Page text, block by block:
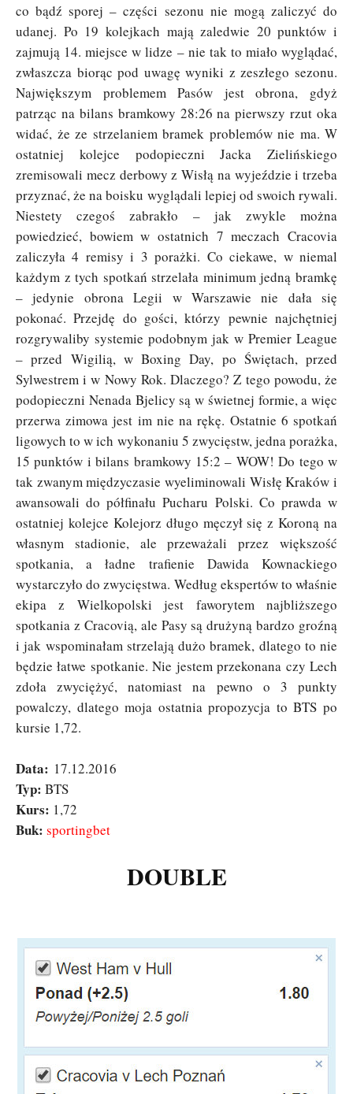
co bądź sporej – części sezonu nie mogą zaliczyć do
udanej. Po 19 kolejkach mają zaledwie 20 punktów i
zajmują 14. miejsce w lidze – nie tak to miało wyglądać,
zwłaszcza biorąc pod uwagę wyniki z zeszłego sezonu.
Największym problemem Pasów jest obrona, gdyż
patrząc na bilans bramkowy 28:26 na pierwszy rzut oka
widać, że ze strzelaniem bramek problemów nie ma. W
ostatniej kolejce podopieczni Jacka Zielińskiego
zremisowali mecz derbowy z Wisłą na wyjeździe i trzeba
przyznać, że na boisku wyglądali lepiej od swoich rywali.
Niestety czegoś zabrakło – jak zwykle można
powiedzieć, bowiem w ostatnich 7 meczach Cracovia
zaliczyła 4 remisy i 3 porażki. Co ciekawe, w niemal
każdym z tych spotkań strzelała minimum jedną bramkę
– jedynie obrona Legii w Warszawie nie dała się
pokonać. Przejdę do gości, którzy pewnie najchętniej
rozgrywaliby systemie podobnym jak w Premier League
– przed Wigilią, w Boxing Day, po Świętach, przed
Sylwestrem i w Nowy Rok. Dlaczego? Z tego powodu, że
podopieczni Nenada Bjelicy są w świetnej formie, a więc
przerwa zimowa jest im nie na rękę. Ostatnie 6 spotkań
ligowych to w ich wykonaniu 5 zwycięstw, jedna porażka,
15 punktów i bilans bramkowy 15:2 – WOW! Do tego w
tak zwanym międzyczasie wyeliminowali Wisłę Kraków i
awansowali do półfinału Pucharu Polski. Co prawda w
ostatniej kolejce Kolejorz długo męczył się z Koroną na
własnym stadionie, ale przeważali przez większość
spotkania, a ładne trafienie Dawida Kownackiego
wystarczyło do zwycięstwa. Według ekspertów to właśnie
ekipa z Wielkopolski jest faworytem najbliższego
spotkania z Cracovią, ale Pasy są drużyną bardzo groźną
i jak wspominałam strzelają dużo bramek, dlatego to nie
będzie łatwe spotkanie. Nie jestem przekonana czy Lech
zdoła zwyciężyć, natomiast na pewno o 3 punkty
powalczy, dlatego moja ostatnia propozycja to BTS po
kursie 1,72.
Data: 17.12.2016
Typ: BTS
Kurs: 1,72
Buk: sportingbet
DOUBLE